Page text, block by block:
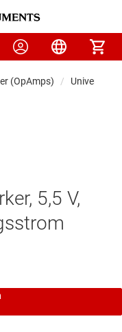
(OpAmps) Universal-
5,5 V,